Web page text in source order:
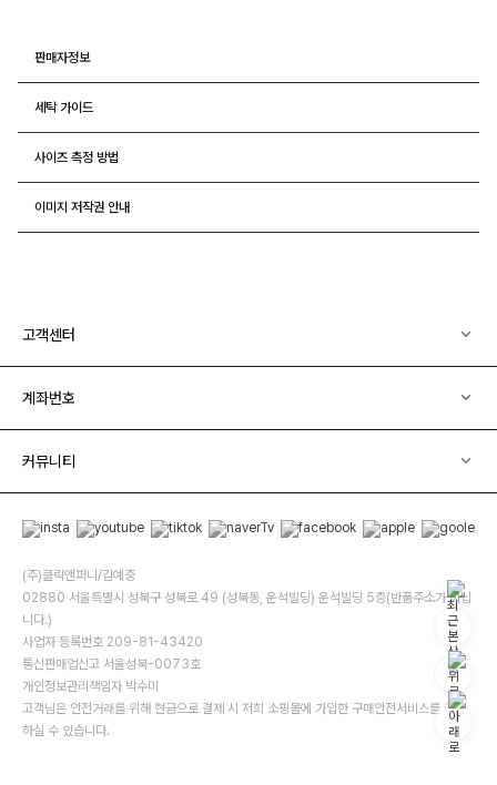
판매자정보
세탁 가이드
사이즈 측정 방법
이미지 저작권 안내
고객센터
계좌번호
커뮤니티
(주)클릭앤퍼니/김예중
02880 서울특별시 성북구 성북로 49 (성북동, 운석빌딩) 운석빌딩 5층(반품주소가 아닙
니다.)
사업자 등록번호 209-81-43420
통신판매업신고 서울성북-0073호
개인정보관리책임자 박수미
고객님은 안전거래를 위해 현금으로 결제 시 저희 소핑몰에 가입한 구매안전서비스를 이용
하실 수 있습니다.